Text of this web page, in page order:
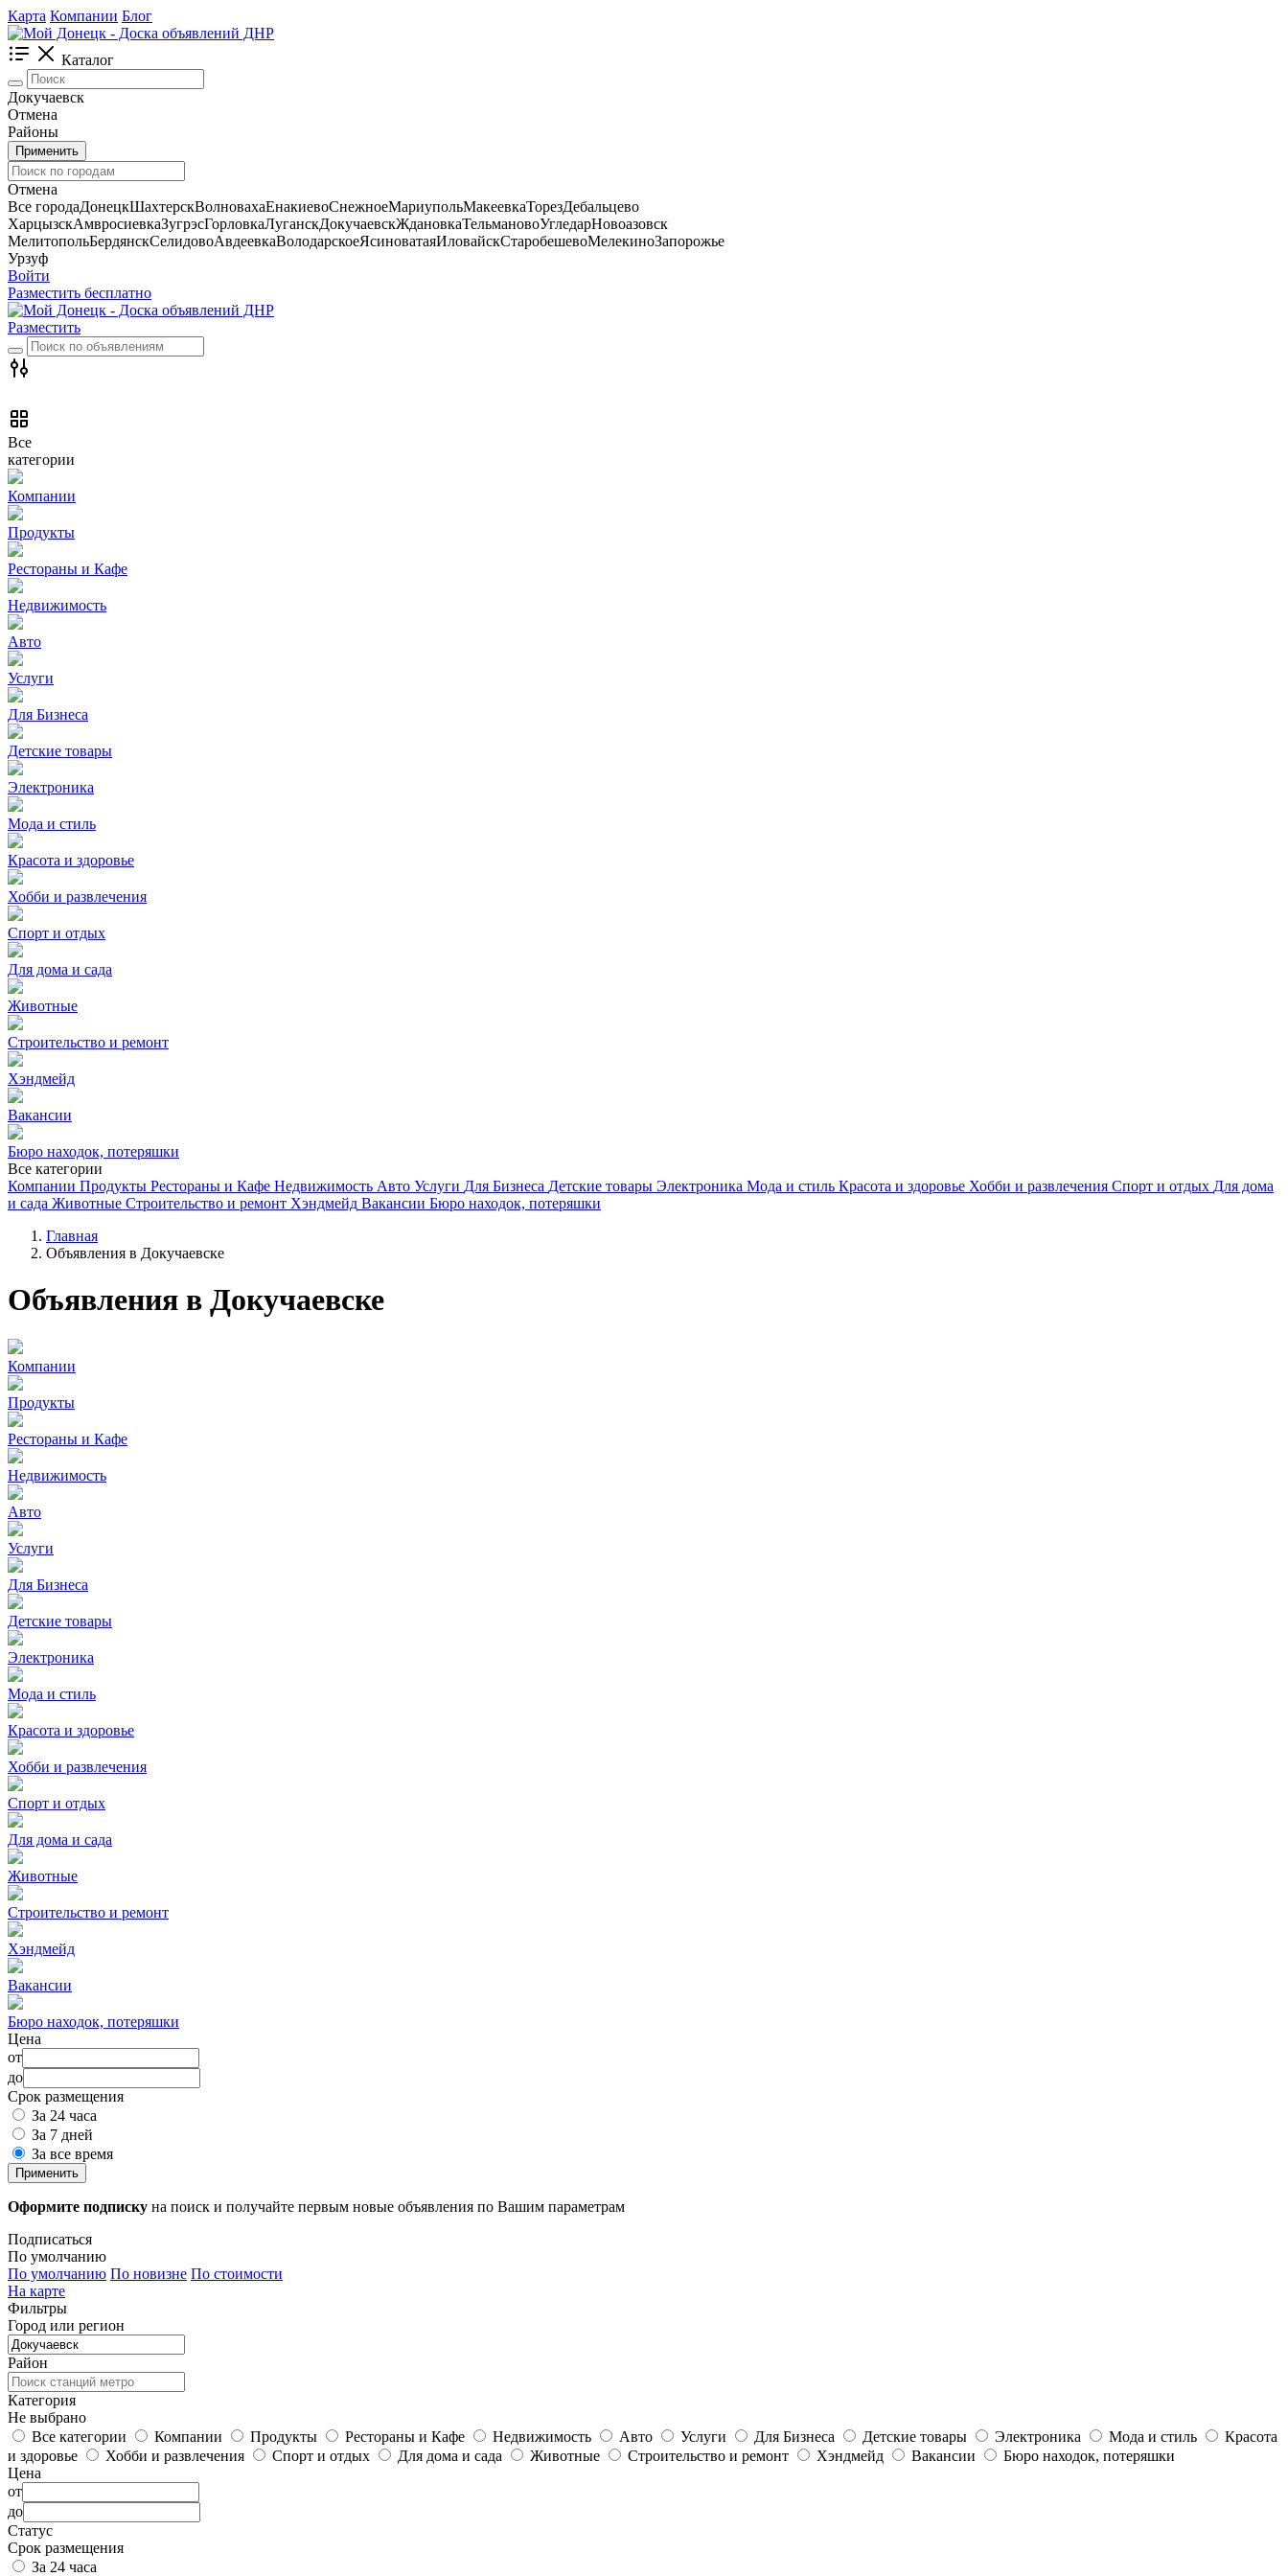
Карта Компании Блог
Каталог
Докучаевск
Отмена
Районы
Применить
Отмена
Все городаДонецкШахтерскВолновахаЕнакиевоСнежноеМариупольМакеевкаТорезДебальцево
ХарцызскАмвросиевкаЗугрэсГорловкаЛуганскДокучаевскЖдановкаТельмановоУгледарНовоазовск
МелитопольБердянскСелидовоАвдеевкаВолодарскоеЯсиноватаяИловайскСтаробешевоМелекиноЗапорожье
Урзуф
Войти
Разместить бесплатно
Разместить
Все
категории
Компании
Продукты
Рестораны и Кафе
Недвижимость
Авто
Услуги
Для Бизнеса
Детские товары
Электроника
Мода и стиль
Красота и здоровье
Хобби и развлечения
Спорт и отдых
Для дома и сада
Животные
Строительство и ремонт
Хэндмейд
Вакансии
Бюро находок, потеряшки
Все категории
Компании Продукты Рестораны и Кафе Недвижимость Авто Услуги Для Бизнеса Детские товары Электроника Мода и стиль Красота и здоровье Хобби и развлечения Спорт и отдых Для дома
и сада Животные Строительство и ремонт Хэндмейд Вакансии Бюро находок, потеряшки
Главная
Объявления в Докучаевске
Объявления в Докучаевске
Компании
Продукты
Рестораны и Кафе
Недвижимость
Авто
Услуги
Для Бизнеса
Детские товары
Электроника
Мода и стиль
Красота и здоровье
Хобби и развлечения
Спорт и отдых
Для дома и сада
Животные
Строительство и ремонт
Хэндмейд
Вакансии
Бюро находок, потеряшки
Цена
от
до
Срок размещения
За 24 часа
За 7 дней
За все время
Применить
Оформите подписку на поиск и получайте первым новые объявления по Вашим параметрам
Подписаться
По умолчанию
По умолчанию По новизне По стоимости
На карте
Фильтры
Город или регион
Район
Категория
Не выбрано
Все категории
Компании Продукты Рестораны и Кафе Недвижимость Авто Услуги Для Бизнеса Детские товары Электроника Мода и стиль
Красота
и здоровье
Хобби и развлечения Спорт и отдых Для дома и сада Животные Строительство и ремонт Хэндмейд Вакансии
Бюро находок, потеряшки
Цена
от
до
Статус
Срок размещения
За 24 часа